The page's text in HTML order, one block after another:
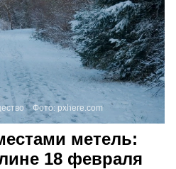
Фото: pxhere.com
метель:
18 февраля